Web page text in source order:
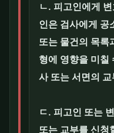
ㄴ. 피고인에게
인은 검사에게 공
또는 물건의 목록
형에 영향을 미칠
사 또는 서면의
ㄷ. 피고인 또는
또는 교부를 신청